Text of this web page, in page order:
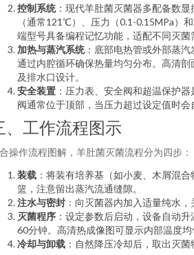
控制系统：现代羊肚菌灭菌器多配备数
（通常121℃）、压力（0.1-0.15MPa）
端型号具备编程记忆功能，适配不同灭菌
加热与蒸汽系统：底部电热管或外部蒸
通过内腔循环确保热量均匀分布。高清
及排水口设计。
安全装置 ：压力表、安全阀和超温保护
阀通常位于顶部，当压力超过设定值时会
、工作流程图示
操作流程图解，羊肚菌灭菌流程分为四步：
装载 ：将装有培养基（如小麦、木屑混
篮，注意留出蒸汽流通缝隙。
注水与密封 ：向灭菌器内加入适量纯水，
灭菌程序 ：设定参数后启动，设备自动
60分钟。高清热成像图可显示内部温度均
冷却与卸载 ：自然降压冷却后，取出灭菌